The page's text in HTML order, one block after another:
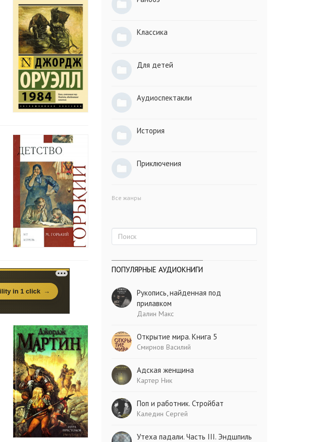
Классика
Для детей
Аудиоспектакли
История
Приключения
Все жанры
ПОПУЛЯРНЫЕ АУДИОКНИГИ
Рукопись, найденная под
прилавком
Далин Макс
Открытие мира. Книга 5
Смирнов Василий
Адская женщина
Картер Ник
Поп и работник. Стройбат
Каледин Сергей
Утеха падали. Часть III. Эндшпиль